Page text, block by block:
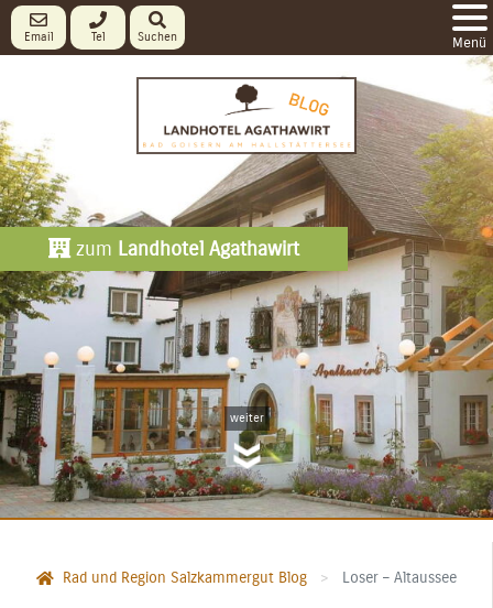
Email Tel Suchen Menü
weiter
zum Landhotel Agathawirt
Rad und Region Salzkammergut Blog Loser – Altaussee